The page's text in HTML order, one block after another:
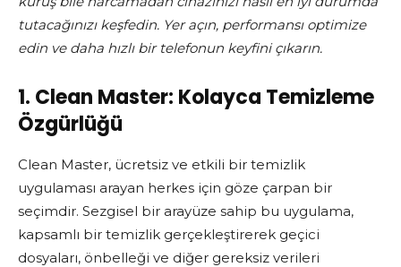
tutacağınızı keşfedin. Yer açın, performansı optimize
edin ve daha hızlı bir telefonun keyfini çıkarın.
1. Clean Master: Kolayca Temizleme
Özgürlüğü
Clean Master, ücretsiz ve etkili bir temizlik
uygulaması arayan herkes için göze çarpan bir
seçimdir. Sezgisel bir arayüze sahip bu uygulama,
kapsamlı bir temizlik gerçekleştirerek geçici
dosyaları, önbelleği ve diğer gereksiz verileri